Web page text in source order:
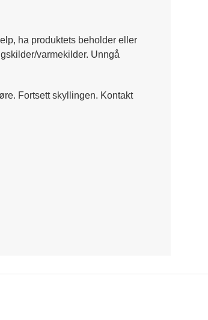
ha produktets beholder eller
varmekilder. Unngå
Fortsett skyllingen. Kontakt